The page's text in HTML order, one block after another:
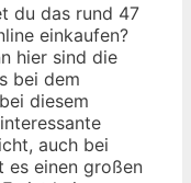
du das rund 47
einkaufen?
hier sind die
bei dem
diesem
auch bei
es einen großen